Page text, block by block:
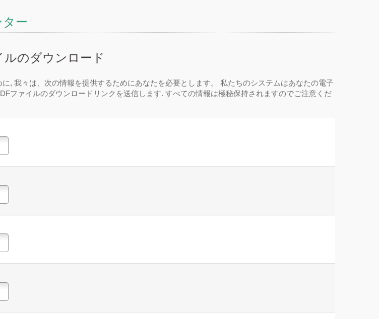
ー
のダウンロード
, 我々は、次の情報を提供するためにあなたを必要とします。 私たちのシステムはあなたの電子
ファイルのダウンロードリンクを送信します. すべての情報は極秘保持されますのでご注意くだ